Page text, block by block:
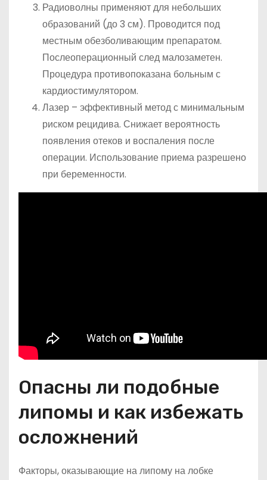
Радиоволны применяют для небольших
образований (до 3 см). Проводится под
местным обезболивающим препаратом.
Послеоперационный след малозаметен.
Процедура противопоказана больным с
кардиостимулятором.
Лазер – эффективный метод с минимальным
риском рецидива. Снижает вероятность
появления отеков и воспаления после
операции. Использование приема разрешено
при беременности.
Опасны ли подобные
липомы и как избежать
осложнений
Факторы, оказывающие на липому на лобке